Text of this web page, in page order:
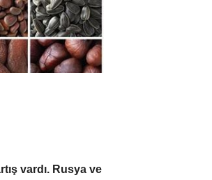
vardı. Rusya ve